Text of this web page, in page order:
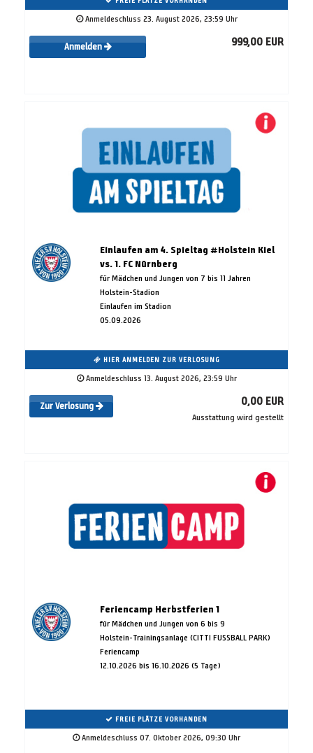
Anmeldeschluss 23. August 2026, 23:59 Uhr
Anmelden 999,00 EUR
Einlaufen am 4. Spieltag #Holstein Kiel
vs. 1. FC Nürnberg
für Mädchen und Jungen von 7 bis 11 Jahren
Holstein-Stadion
Einlaufen im Stadion
05.09.2026
HIER ANMELDEN ZUR VERLOSUNG
Anmeldeschluss 13. August 2026, 23:59 Uhr
Zur Verlosung 0,00 EUR
Ausstattung wird gestellt
Feriencamp Herbstferien 1
für Mädchen und Jungen von 6 bis 9
Holstein-Trainingsanlage (CITTI FUSSBALL PARK)
Feriencamp
12.10.2026 bis 16.10.2026 (5 Tage)
FREIE PLÄTZE VORHANDEN
Anmeldeschluss 07. Oktober 2026, 09:30 Uhr